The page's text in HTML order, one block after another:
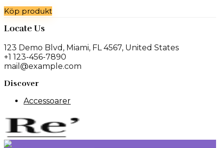
Köp produkt
Locate Us
123 Demo Blvd, Miami, FL 4567, United States
+1 123-456-7890
mail@example.com
Discover
Accessoarer